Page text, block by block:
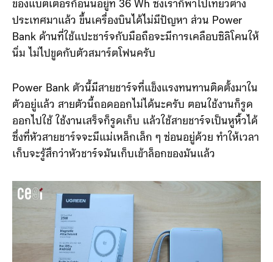
ของแบตเตอรี่ก้อนนี้อยู่ที่ 36 Wh ซึ่งเราก็พาไปเที่ยวต่าง
ประเทศมาแล้ว ขึ้นเครื่องบินได้ไม่มีปัญหา ส่วน Power
Bank ด้านที่ใช้แปะชาร์จกับมือถือจะมีการเคลือบซิลิโคนให้
นิ่ม ไม่ไปขูดกับตัวสมาร์ตโฟนครับ
Power Bank ตัวนี้มีสายชาร์จที่แข็งแรงทนทานติดตั้งมาใน
ตัวอยู่แล้ว สายตัวนี้ถอดออกไม่ได้นะครับ ตอนใช้งานก็รูด
ออกไปใช้ ใช้งานเสร็จก็รูดเก็บ แล้วใช้สายชาร์จเป็นหูหิ้วได้
ซึ่งที่หัวสายชาร์จจะมีแม่เหล็กเล็ก ๆ ซ่อนอยู่ด้วย ทำให้เวลา
เก็บจะรู้สึกว่าหัวชาร์จมันเก็บเข้าล็อกของมันแล้ว